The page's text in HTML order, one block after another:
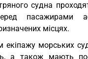
судна
пасажирами
місцях.
екіпажу морських
а також мають